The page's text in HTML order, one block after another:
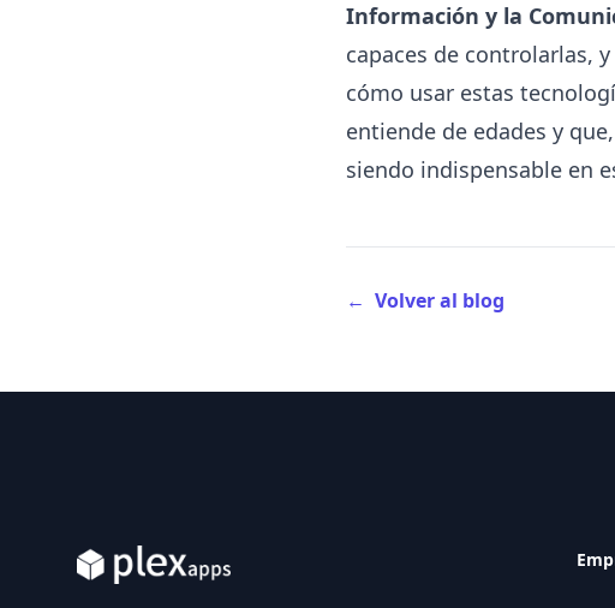
Información y la
capaces de controlarlas,
cómo usar estas
entiende de edades y
siendo indispensable en
← Volver al blog